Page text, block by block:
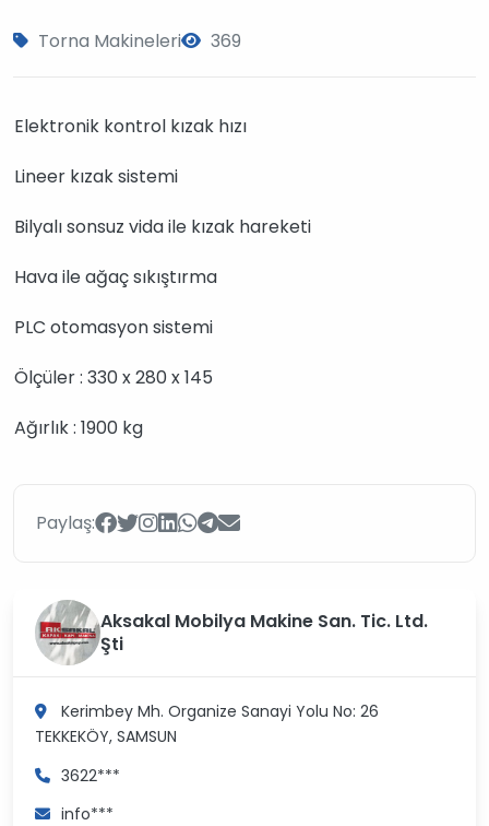
Torna Makineleri 369
Elektronik kontrol kızak hızı
Lineer kızak sistemi
Bilyalı sonsuz vida ile kızak hareketi
Hava ile ağaç sıkıştırma
PLC otomasyon sistemi
Ölçüler : 330 x 280 x 145
Ağırlık : 1900 kg
Paylaş:
Aksakal Mobilya Makine San. Tic. Ltd.
Şti
Kerimbey Mh. Organize Sanayi Yolu No: 26
TEKKEKÖY, SAMSUN
3622***
info***